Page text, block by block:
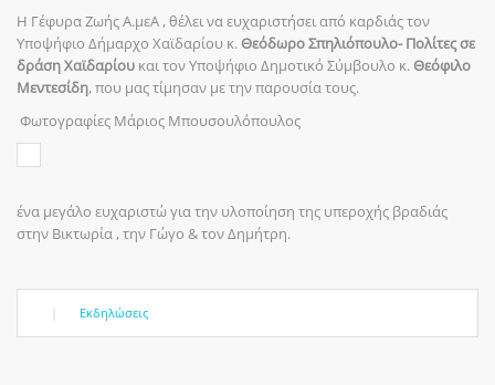
Η Γέφυρα Ζωής Α.μεΑ , θέλει να ευχαριστήσει από καρδιάς τον
Υποψήφιο Δήμαρχο Χαϊδαρίου κ. Θεόδωρο Σπηλιόπουλο- Πολίτες σε
δράση Χαϊδαρίου και τον Υποψήφιο Δημοτικό Σύμβουλο κ. Θεόφιλο
Μεντεσίδη, που μας τίμησαν με την παρουσία τους.
Φωτογραφίες Μάριος Μπουσουλόπουλος
ένα μεγάλο ευχαριστώ για την υλοποίηση της υπεροχής βραδιάς
στην Βικτωρία , την Γώγο & τον Δημήτρη.
Εκδηλώσεις